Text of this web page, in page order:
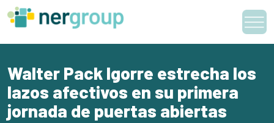
Skip
to
Walter Pack Igorre estrecha los
lazos afectivos en su primera
jornada de puertas abiertas